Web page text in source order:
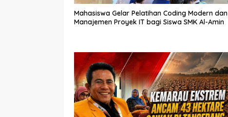
Mahasiswa Gelar Pelatihan Coding Modern dan
Manajemen Proyek IT bagi Siswa SMK Al-Amin